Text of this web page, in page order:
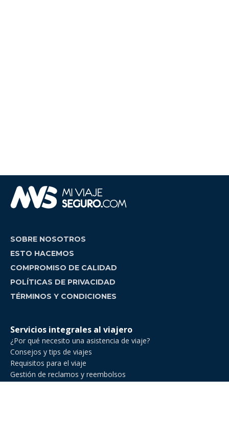
SOBRE NOSOTROS
ESTO HACEMOS
COMPROMISO DE CALIDAD
POLÍTICAS DE PRIVACIDAD
TÉRMINOS Y CONDICIONES
Servicios integrales al viajero
¿Por qué necesito una asistencia de viaje?
Consejos y tips de viajes
Requisitos para el viaje
Gestión de reclamos y reembolsos